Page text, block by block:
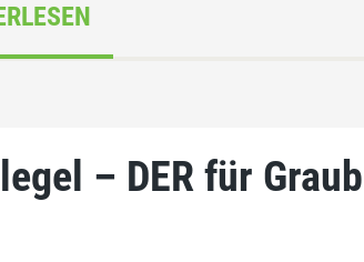
– DER für